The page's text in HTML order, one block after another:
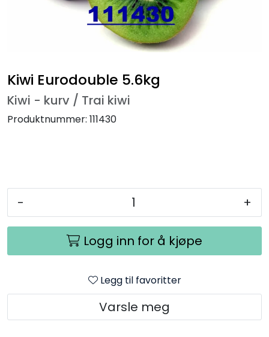
Kiwi Eurodouble 5.6kg
Kiwi - kurv / Trai kiwi
Produktnummer: 111430
- +
Logg inn for å kjøpe
Legg til favoritter
Varsle meg